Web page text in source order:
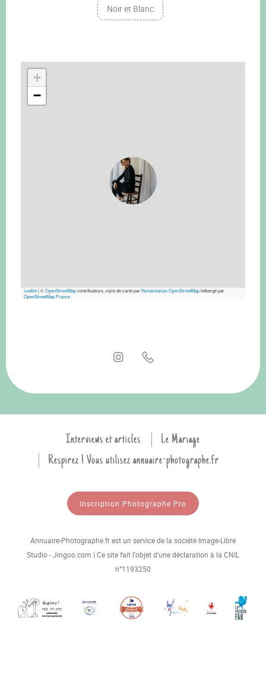
Noir et Blanc
+
−
Leaflet|©OpenStreetMapcontributeurs, style de carte parHumanitarian OpenStreetMaphébergé par
OpenStreetMap France
Interviews et articles
Le Mariage
Respirez ! Vous utilisez annuaire-photographe.fr
Inscription Photographe Pro
Annuaire-Photographe.fr est un service de la société Image-Libre
Studio - Jingoo.com | Ce site fait l'objet d'une déclaration à la CNIL
n°1193250